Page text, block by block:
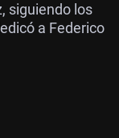
siguiendo los
a Federico